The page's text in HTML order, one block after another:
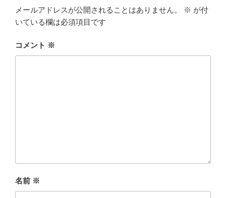
メールアドレスが公開されることはありません。 ※ が付
いている欄は必須項目です
コメント ※
名前 ※